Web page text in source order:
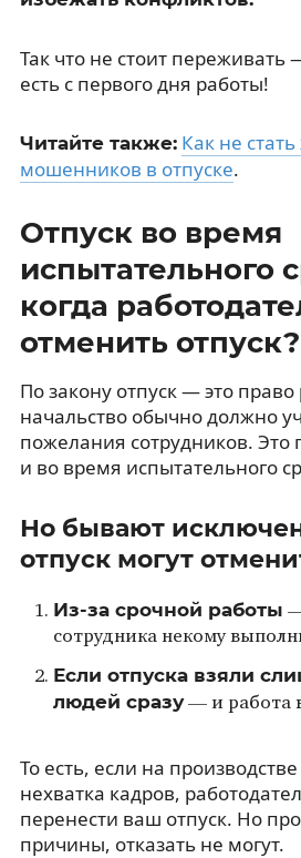
Так что не стоит переживать
есть с первого дня работы!
Читайте также: Как не
мошенников в отпуске.
Отпуск во время
испытательного
когда
отменить отпуск?
По закону отпуск — это
начальство обычно должно
пожелания сотрудников. Это
и во время испытательного
Но бывают
отпуск могут
Из-за срочной работы
сотрудника некому
Если отпуска взяли
людей сразу— и работа
То есть, если на
нехватка кадров,
перенести ваш отпуск. Но
причины, отказать не могут.